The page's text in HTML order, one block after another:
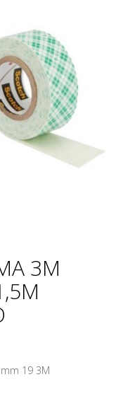
3M
mm 19 3M